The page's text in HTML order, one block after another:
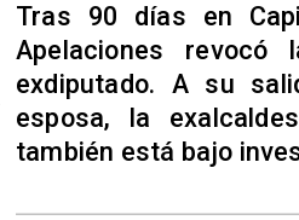
Tras 90 días en
Apelaciones revocó
exdiputado. A su
esposa, la
también está bajo